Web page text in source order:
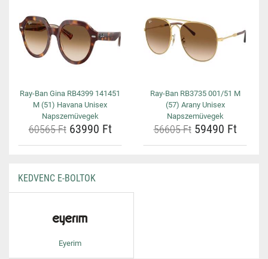
Ray-Ban Gina RB4399 141451
M (51) Havana Unisex
Napszemüvegek
60565 Ft63990 Ft
Ray-Ban RB3735 001/51 M
(57) Arany Unisex
Napszemüvegek
56605 Ft59490 Ft
KEDVENC E-BOLTOK
Eyerim